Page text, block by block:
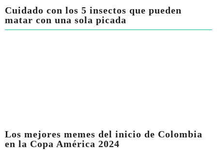
Cuidado con los 5 insectos que pueden
matar con una sola picada
Los mejores memes del inicio de Colombia
en la Copa América 2024